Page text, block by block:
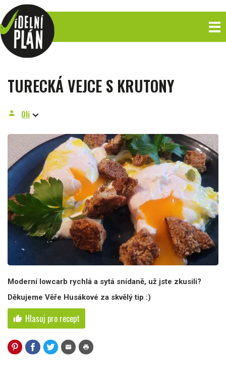
TURECKÁ VEJCE S KRUTONY
person Oli
Moderní lowcarb rychlá a sytá snídaně, už jste zkusili?
Děkujeme Věře Husákové za skvělý tip :)
thumb_up Hlasuj pro recept
mail print